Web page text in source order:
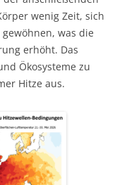
wenig Zeit, sich
was die
erhöht. Das
Ökosysteme zu
Hitze aus.